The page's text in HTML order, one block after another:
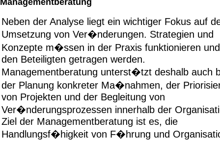
Neben der Analyse liegt ein wichtiger Fokus auf
Umsetzung von Ver�nderungen. Strategien und
Konzepte m�ssen in der Praxis funktionieren
den Beteiligten getragen werden.
Managementberatung unterst�tzt deshalb auch
der Planung konkreter Ma�nahmen, der
von Projekten und der Begleitung von
Ver�nderungsprozessen innerhalb der
Ziel der Managementberatung ist es, die
Handlungsf�higkeit von F�hrung und